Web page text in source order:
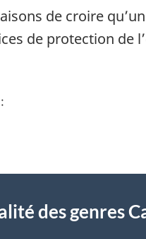
de croire
de protection de
des genres